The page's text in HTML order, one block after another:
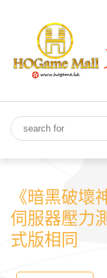
《暗黑破壞
伺服器壓力
式版相同